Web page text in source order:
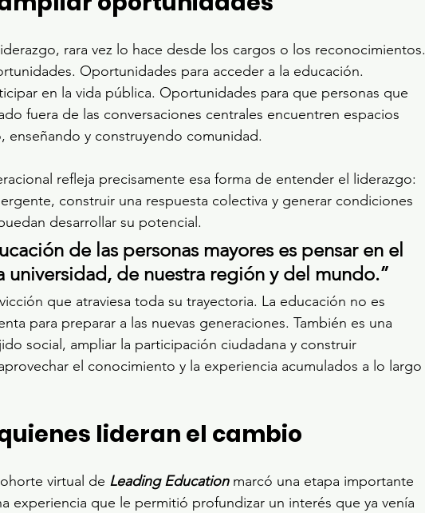
rara vez lo hace desde los cargos o los reconocimientos.
Oportunidades para acceder a la educación.
en la vida pública. Oportunidades para que personas que
fuera de las conversaciones centrales encuentren espacios
enseñando y construyendo comunidad.
refleja precisamente esa forma de entender el liderazgo:
construir una respuesta colectiva y generar condiciones
desarrollar su potencial.
de las personas mayores es pensar en el
universidad, de nuestra región y del mundo.”
que atraviesa toda su trayectoria. La educación no es
para preparar a las nuevas generaciones. También es una
social, ampliar la participación ciudadana y construir
el conocimiento y la experiencia acumulados a lo largo
lideran el cambio
virtual de Leading Education marcó una etapa importante
experiencia que le permitió profundizar un interés que ya venía